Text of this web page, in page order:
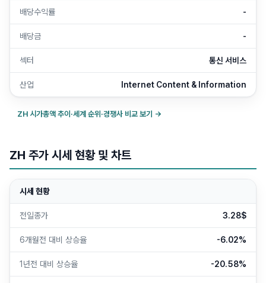
배당수익률 -
배당금 -
섹터 통신 서비스
산업 Internet Content & Information
ZH 시가총액 추이·세계 순위·경쟁사 비교 보기 →
ZH 주가 시세 현황 및 차트
시세 현황
전일종가 3.28$
6개월전 대비 상승율 -6.02%
1년전 대비 상승율 -20.58%